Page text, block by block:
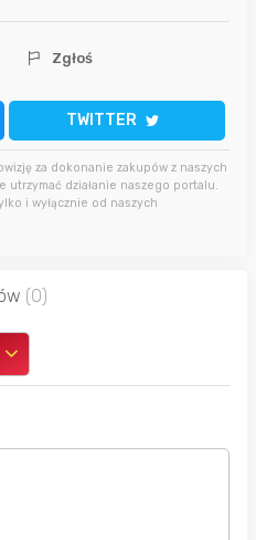
Zgłoś
TWITTER
za dokonanie zakupów z naszych
utrzymać działanie naszego portalu.
i wyłącznie od naszych
(0)